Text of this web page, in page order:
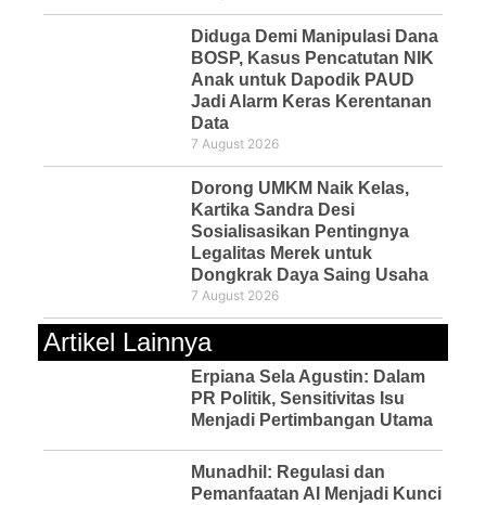
Diduga Demi Manipulasi Dana
BOSP, Kasus Pencatutan NIK
Anak untuk Dapodik PAUD
Jadi Alarm Keras Kerentanan
Data
7 August 2026
Dorong UMKM Naik Kelas,
Kartika Sandra Desi
Sosialisasikan Pentingnya
Legalitas Merek untuk
Dongkrak Daya Saing Usaha
7 August 2026
Artikel Lainnya
Erpiana Sela Agustin: Dalam
PR Politik, Sensitivitas Isu
Menjadi Pertimbangan Utama
Munadhil: Regulasi dan
Pemanfaatan AI Menjadi Kunci